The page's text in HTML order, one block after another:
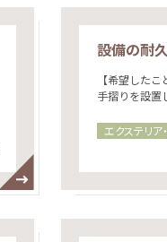
設備の耐
【希望した
手摺りを設置
エクステリア